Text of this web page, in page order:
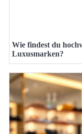
Wie findest du
Luxusmarken?